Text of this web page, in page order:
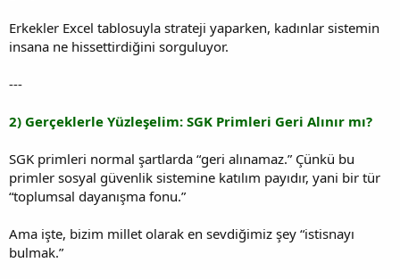
Erkekler Excel tablosuyla strateji yaparken, kadınlar sistemin
insana ne hissettirdiğini sorguluyor.
---
2) Gerçeklerle Yüzleşelim: SGK Primleri Geri Alınır mı?
SGK primleri normal şartlarda “geri alınamaz.” Çünkü bu
primler sosyal güvenlik sistemine katılım payıdır, yani bir tür
“toplumsal dayanışma fonu.”
Ama işte, bizim millet olarak en sevdiğimiz şey “istisnayı
bulmak.”